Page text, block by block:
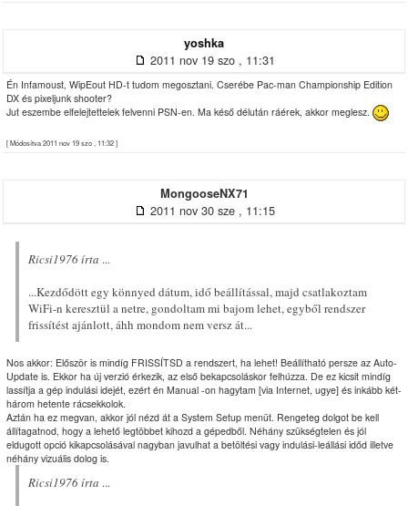
yoshka
2011 nov 19 szo , 11:31
Én Infamoust, WipEout HD-t tudom megosztani. Cserébe Pac-man Championship Edition
DX és pixeljunk shooter?
Jut eszembe elfelejtettelek felvenni PSN-en. Ma késő délután ráérek, akkor meglesz.
[ Módosítva 2011 nov 19 szo , 11:32 ]
MongooseNX71
2011 nov 30 sze , 11:15
Ricsi1976 írta ...
...Kezdődött egy könnyed dátum, idő beállítással, majd csatlakoztam
WiFi-n keresztül a netre, gondoltam mi bajom lehet, egyből rendszer
frissítést ajánlott, áhh mondom nem versz át...
Nos akkor: Először is mindíg FRISSÍTSD a rendszert, ha lehet! Beállítható persze az Auto-
Update is. Ekkor ha új verzió érkezik, az első bekapcsoláskor felhúzza. De ez kicsit mindíg
lassítja a gép indulási idejét, ezért én Manual -on hagytam [via Internet, ugye] és inkább két-
három hetente rácsekkolok.
Aztán ha ez megvan, akkor jól nézd át a System Setup menüt. Rengeteg dolgot be kell
állítagatnod, hogy a lehető legtöbbet kihozd a gépedből. Néhány szükségtelen és jól
eldugott opció kikapcsolásával nagyban javulhat a betöltési vagy indulási-leállási időd illetve
néhány vizuális dolog is.
Ricsi1976 írta ...